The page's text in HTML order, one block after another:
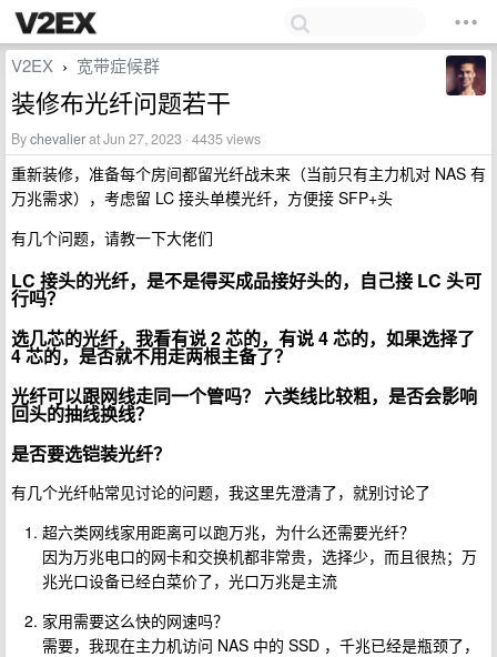
V2EX › 宽带症候群
装修布光纤问题若干
Bychevalierat Jun 27, 2023 · 4435 views
重新装修，准备每个房间都留光纤战未来（当前只有主力机对 NAS 有
万兆需求），考虑留 LC 接头单模光纤，方便接 SFP+头
有几个问题，请教一下大佬们
LC 接头的光纤，是不是得买成品接好头的，自己接 LC 头可
行吗？
选几芯的光纤，我看有说 2 芯的，有说 4 芯的，如果选择了
4 芯的，是否就不用走两根主备了？
光纤可以跟网线走同一个管吗？ 六类线比较粗，是否会影响
回头的抽线换线？
是否要选铠装光纤？
有几个光纤帖常见讨论的问题，我这里先澄清了，就别讨论了
超六类网线家用距离可以跑万兆，为什么还需要光纤？
因为万兆电口的网卡和交换机都非常贵，选择少，而且很热；万
兆光口设备已经白菜价了，光口万兆是主流
家用需要这么快的网速吗？
需要，我现在主力机访问 NAS 中的 SSD ，千兆已经是瓶颈了，